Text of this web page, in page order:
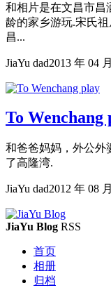
和相片是在文昌市昌
龄的家乡游玩.宋氏
昌...
JiaYu dad2013 年 04
To Wenchang
和爸爸妈妈，外公外
了高隆湾.
JiaYu dad2012 年 08
JiaYu Blog RSS
首页
相册
归档